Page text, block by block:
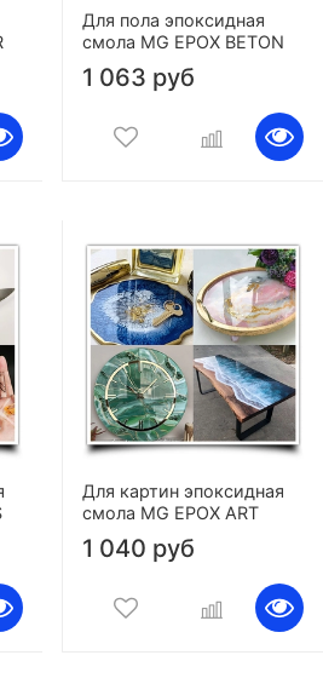
Для пола эпоксидная
смола MG EPOX BETON
1 063 руб
Для картин эпоксидная
смола MG EPOX ART
1 040 руб